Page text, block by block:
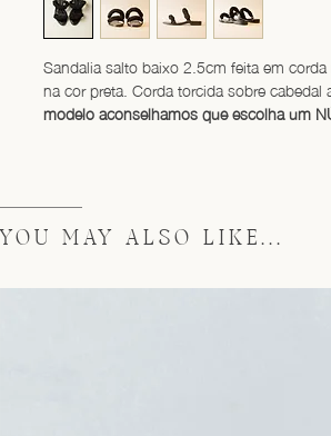
Sandalia salto baixo 2.5cm feita em
na cor preta. Corda torcida sobre cabedal
modelo aconselhamos que escolha um
YOU MAY ALSO LIKE...